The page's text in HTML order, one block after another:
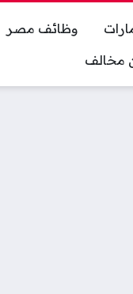
وظائف مصر
مخالف